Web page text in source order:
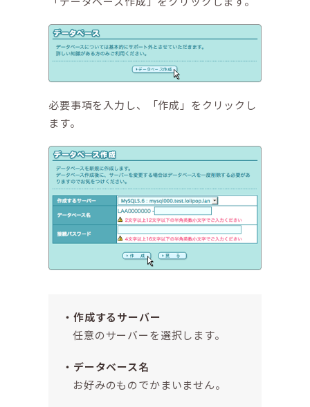
必要事項を入力し、「作成」をクリックし
ます。
作成するサーバー
任意のサーバーを選択します。
データベース名
お好みのものでかまいません。